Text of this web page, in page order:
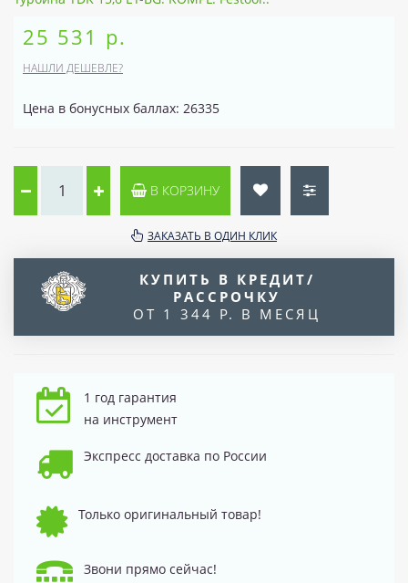
25 531 р.
НАШЛИ ДЕШЕВЛЕ?
Цена в бонусных баллах: 26335
В КОРЗИНУ
ЗАКАЗАТЬ В ОДИН КЛИК
КУПИТЬ В КРЕДИТ/
РАССРОЧКУ
ОТ 1 344 Р. В МЕСЯЦ
1 год гарантия
на инструмент
Экспресс доставка по России
Только оригинальный товар!
Звони прямо сейчас!